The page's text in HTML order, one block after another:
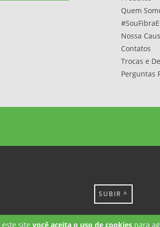
site você aceita o uso de cookiespara
Quem
Nossa
Contatos
Trocas e
Perguntas
SUBIR ^